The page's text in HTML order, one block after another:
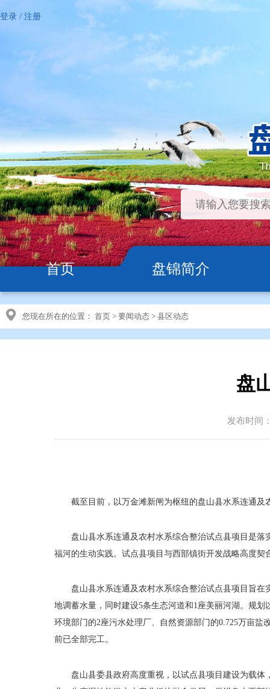
登录 / 注册
首页 盘锦简介
您现在所在的位置： 首页 > 要闻动态 > 县区动态
盘
发布时间
截至目前，以万金滩新闸为枢纽的盘山县水系连通
盘山县水系连通及农村水系综合整治试点县项目是
福河的生动实践。试点县项目与西部镇街开发战略高度契
盘山县水系连通及农村水系综合整治试点县项目旨
地调蓄水量，同时建设5条生态河道和1座美丽河湖。规
环境部门的2座污水处理厂、自然资源部门的0.725万亩
前已全部完工。
盘山县委县政府高度重视，以试点县项目建设为载